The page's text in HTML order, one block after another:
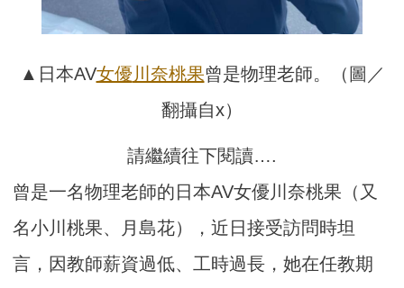
▲日本AV女優 川奈桃果曾是物理老師。（圖／
翻攝自x）
請繼續往下閱讀….
曾是一名物理老師的日本AV女優川奈桃果（又
名小川桃果、月島花），近日接受訪問時坦
言，因教師薪資過低、工時過長，她在任教期